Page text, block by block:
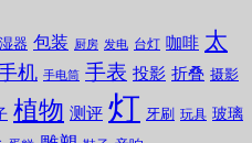
器 包装 厨房 发电 台灯 咖啡 太
机 手电筒 手表 投影 折叠 摄影
植物 测评 灯 牙刷 玩具 玻璃